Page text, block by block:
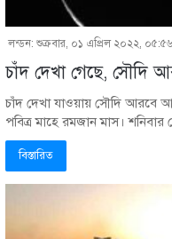
লন্ডন: শুক্রবার, ০১ এপ্রিল ২০২২,
চাঁদ দেখা গেছে, সৌদি
চাঁদ দেখা যাওয়ায় সৌদি আরবে
পবিত্র মাহে রমজান মাস।
বিস্তারিত